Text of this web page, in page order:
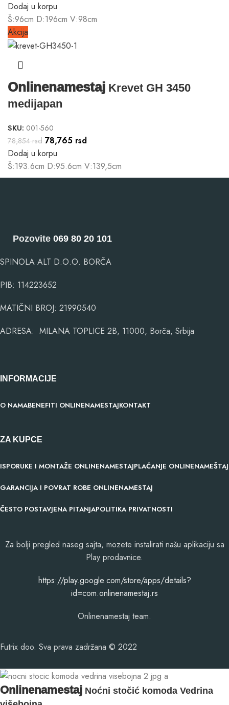
Dodaj u korpu
Š:96cm D:196cm V:98cm
Akcija
Onlinenamestaj Krevet GH 3450
medijapan
SKU: 001-560
78,854rsd 78,765 rsd
Dodaj u korpu
Š:193.6cm D:95.6cm V:139,5cm
Pozovite 069 80 20 101
SPINOLA ALT D.O.O. BORČA
PIB: 114223652
MATIČNI BROJ: 21990540
ADRESA: MILANA TOPLICE 2B, 11000, Borča, Srbija
INFORMACIJE
O NAMABENEFITI ONLINENAMESTAJKONTAKT
ZA KUPCE
ISPORUKE I MONTAŽE ONLINENAMESTAJPLAĆANJE ONLINENAMEŠTAJ
GARANCIJA I POVRAT ROBE ONLINENAMESTAJ
ČESTO POSTAVJENA PITANJAPOLITIKA PRIVATNOSTI
Za bolji pregled naseg sajta, mozete instalirati našu aplikaciju sa
Play prodavnice.
​https://play.google.com/store/apps/details?
id=com.onlinenamestaj.rs
Onlinenamestaj team.
Futrix doo. Sva prava zadržana © 2022
Onlinenamestaj Noćni stočić komoda Vedrina